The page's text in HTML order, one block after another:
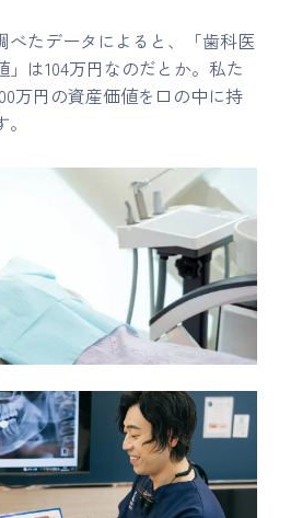
べたデータによると、「歯科医
は104万円なのだとか。私た
万円の資産価値を口の中に持